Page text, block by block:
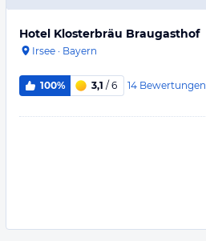
Hotel Klosterbräu Braugasthof
Irsee · Bayern
100% 3,1 / 6 14 Bewertungen